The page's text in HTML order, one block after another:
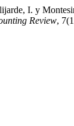
I. y
Review,